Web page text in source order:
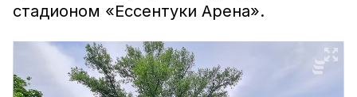
стадионом «Ессентуки Арена».